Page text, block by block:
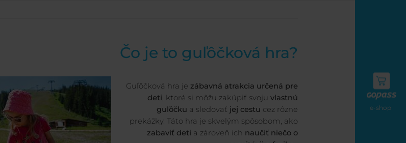
e-shop
Čo je to guľôčková hra?
Guľôčková hra je zábavná atrakcia určená pre
deti, ktoré si môžu zakúpiť svoju vlastnú
guľôčku a sledovať jej cestu cez rôzne
prekážky. Táto hra je skvelým spôsobom, ako
zabaviť deti a zároveň ich naučiť niečo o